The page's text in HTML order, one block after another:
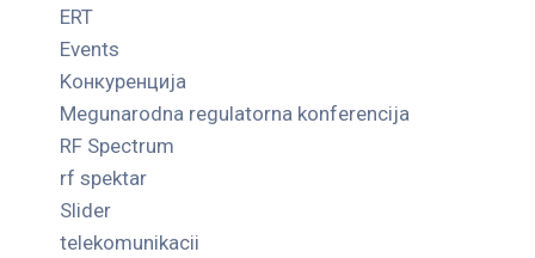
ERT
Events
Kонкуренција
Megunarodna regulatorna konferencija
RF Spectrum
rf spektar
Slider
telekomunikacii